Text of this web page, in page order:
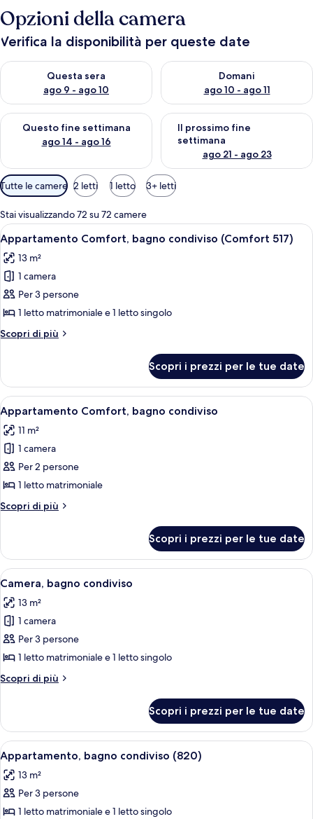
Opzioni della camera
Verifica la disponibilità per queste date
Questa sera
ago 9 - ago 10
Verifica la disponibilità per questa sera, ago 9 - ago 10
Domani
ago 10 - ago 11
Verifica la disponibilità per
Questo fine settimana
ago 14 - ago 16
Verifica la disponibilità per questo fine settimana, ago 14 -
Il prossimo fine
settimana
ago 21 - ago 23
Verifica la disponibilità per il
Filtri
disponibili
per
le
camere
Tutte le camere 2 letti 1 letto 3+ letti
Stai visualizzando 72 su 72 camere
Apri
tutte
le
foto
per
Appartamento
Comfort,
bagno
(Comfort
517)
Una camera compatta con un letto
1
Appartamento Comfort, bagno condiviso (Comfort 517)
13 m²
1 camera
Per 3 persone
1 letto matrimoniale e 1 letto singolo
Scopri di più
Altri
Comfort,
bagno
condiviso
(Comfort
517)
Scopri i prezzi per le tue date
Apri
tutte
le
foto
per
Appartamento
Comfort,
bagno
Una stanza piccola con un letto, un
7
Appartamento Comfort, bagno condiviso
11 m²
1 camera
Per 2 persone
1 letto matrimoniale
Scopri di più
Altri
Comfort,
bagno
condiviso
Scopri i prezzi per le tue date
Apri
tutte
le
foto
per
Camera,
bagno
condiviso
Un letto a castello con struttura blu
1
Camera, bagno condiviso
13 m²
1 camera
Per 3 persone
1 letto matrimoniale e 1 letto singolo
Scopri di più
Altri
bagno
condiviso
Scopri i prezzi per le tue date
Apri
tutte
le
foto
per
Camera da letto con due letti, un
4
Appartamento, bagno condiviso (820)
13 m²
Per 3 persone
1 letto matrimoniale e 1 letto singolo